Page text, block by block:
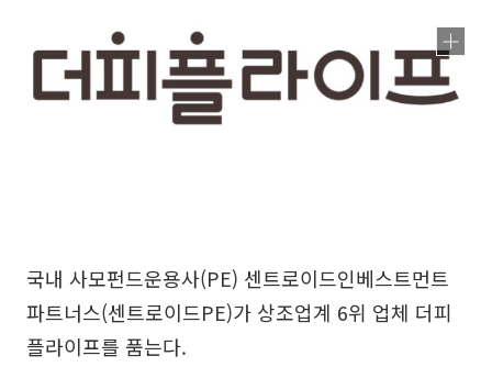
국내 사모펀드운용사(PE) 센트로이드인베스트먼트
파트너스(센트로이드PE)가 상조업계 6위 업체 더피
플라이프를 품는다.